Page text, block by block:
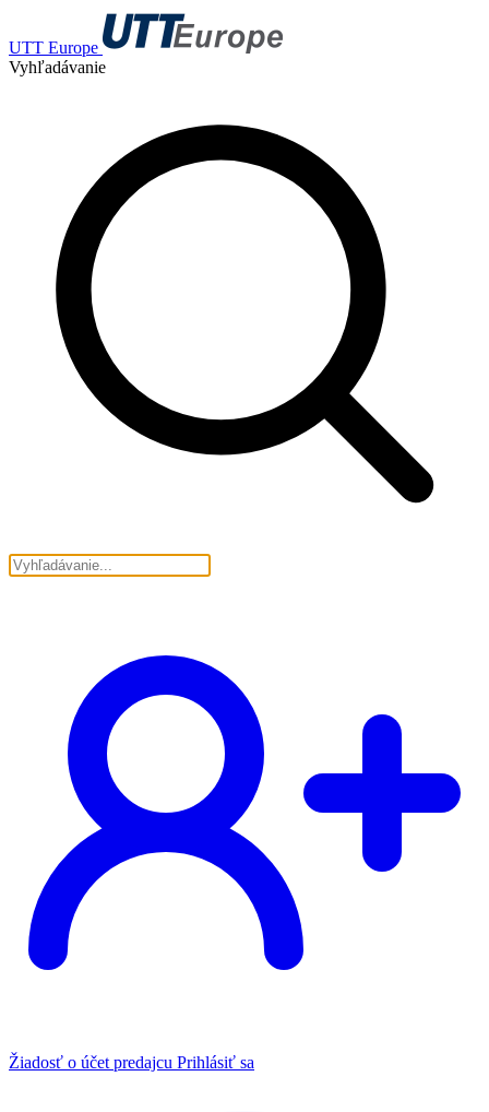
UTT Europe
Vyhľadávanie
Žiadosť o účet predajcu Prihlásiť sa